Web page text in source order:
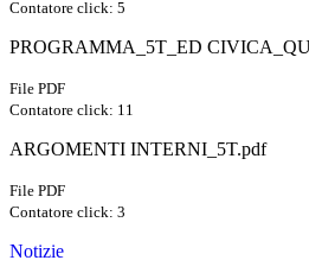
Contatore click: 5
PROGRAMMA_5T_ED
File PDF
Contatore click: 11
ARGOMENTI INTERNI_5T.pdf
File PDF
Contatore click: 3
Notizie